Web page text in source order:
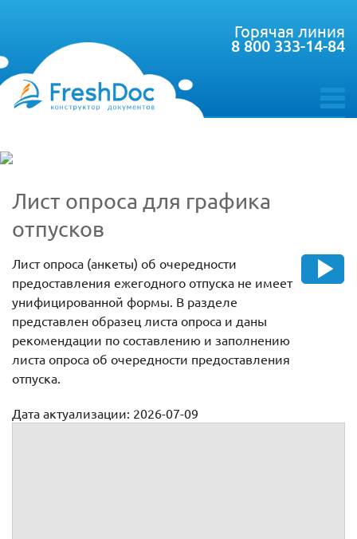
toggle
Горячая линия
8 800 333-14-84
Лист опроса для графика
отпусков
Лист опроса (анкеты) об очередности
предоставления ежегодного отпуска не имеет
унифицированной формы. В разделе
представлен образец листа опроса и даны
рекомендации по составлению и заполнению
листа опроса об очередности предоставления
отпуска.
Дата актуализации: 2026-07-09